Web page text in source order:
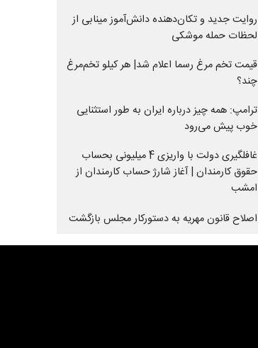
روایت جدید و تکان‌دهنده دانش‌آموز مینابی از
لحظات حمله موشکی
قیمت تخم مرغ رسما اعلام شد| هر کیلو تخم‌مرغ
چند؟
ترامپ: همه چیز درباره ایران به طور استثنایی
خوب پیش می‌رود
غافلگیری دولت با واریزی 4 میلیونی بحساب
حقوق کارمندان | آغاز شارژ حساب کارمندان از
امشب
اصلاح قانون مهریه به دستورکار مجلس بازگشت